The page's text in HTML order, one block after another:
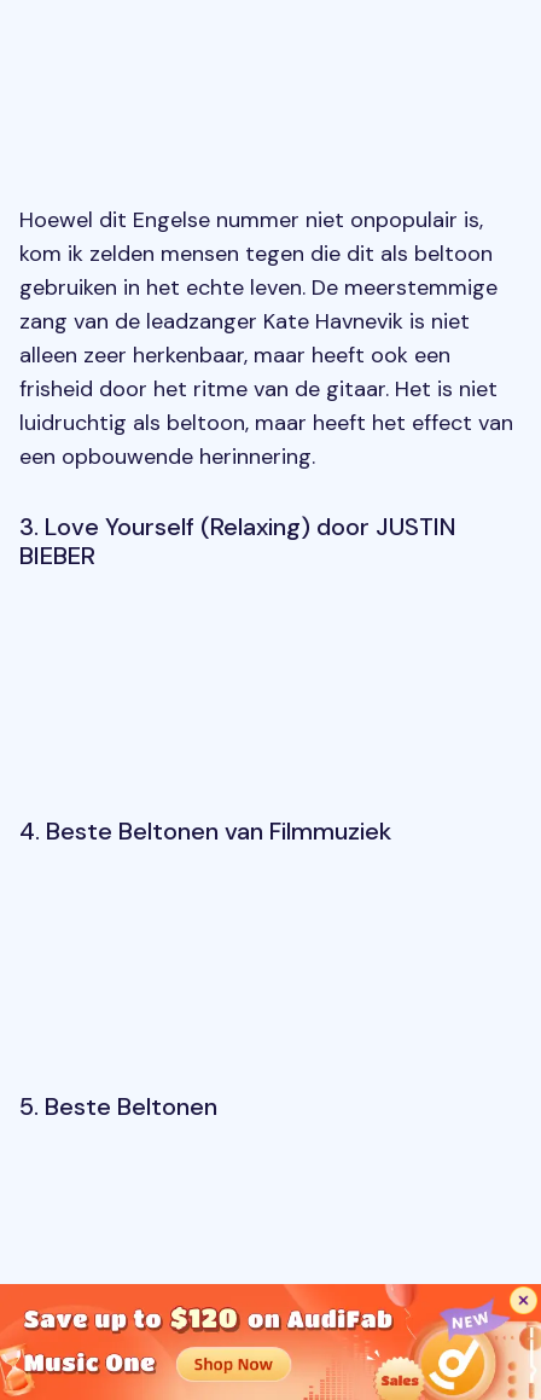
Hoewel dit Engelse nummer niet onpopulair is,
kom ik zelden mensen tegen die dit als beltoon
gebruiken in het echte leven. De meerstemmige
zang van de leadzanger Kate Havnevik is niet
alleen zeer herkenbaar, maar heeft ook een
frisheid door het ritme van de gitaar. Het is niet
luidruchtig als beltoon, maar heeft het effect van
een opbouwende herinnering.
3. Love Yourself (Relaxing) door JUSTIN
BIEBER
4. Beste Beltonen van Filmmuziek
5. Beste Beltonen
6. 100 Geweldige Beltonen